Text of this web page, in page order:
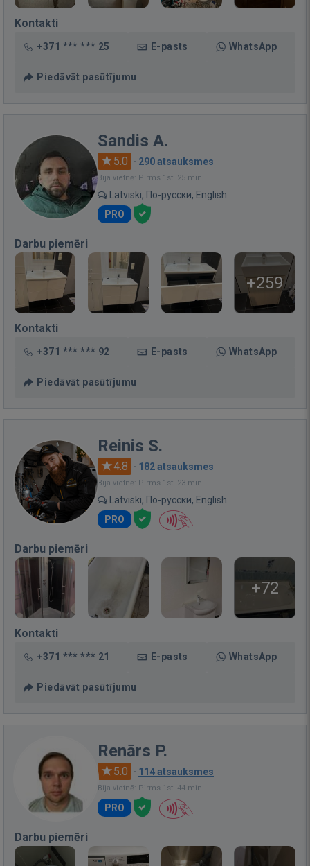
Kontakti
+371 *** *** 25 E-pasts WhatsApp
Piedāvāt pasūtījumu
Sandis A.
5.0 · 290 atsauksmes
Bija vietnē: Pirms 1st. 25 min.
Latviski, По-русски, English
PRO
Darbu piemēri
+259
Kontakti
+371 *** *** 92 E-pasts WhatsApp
Piedāvāt pasūtījumu
Reinis S.
4.8 · 182 atsauksmes
Bija vietnē: Pirms 1st. 23 min.
Latviski, По-русски, English
PRO
Darbu piemēri
+72
Kontakti
+371 *** *** 21 E-pasts WhatsApp
Piedāvāt pasūtījumu
Renārs P.
5.0 · 114 atsauksmes
Bija vietnē: Pirms 1st. 44 min.
PRO
Darbu piemēri